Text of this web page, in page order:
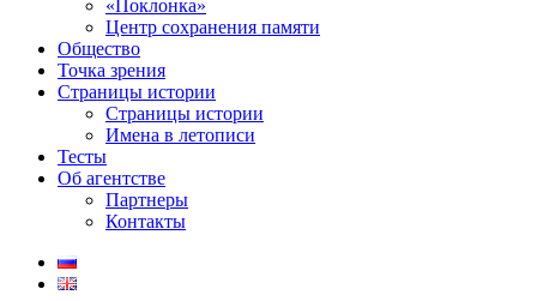
«Поклонка»
Центр сохранения памяти
Общество
Точка зрения
Страницы истории
Страницы истории
Имена в летописи
Тесты
Об агентстве
Партнеры
Контакты